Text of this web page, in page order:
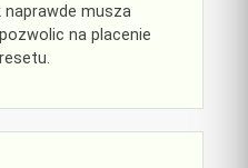
musza
na placenie